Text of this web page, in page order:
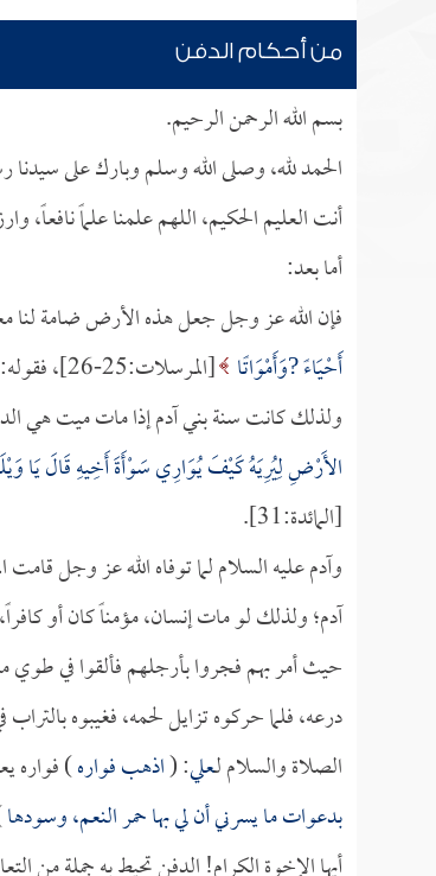
من أحكام الدفن
بسم الله الرحمن الرحيم.
الحمد لله، وصلى الله وسلم وبارك على
أنت العليم الحكيم، اللهم علمنا علماً
أما بعد:
فإن الله عز وجل جعل هذه الأرض ضامة لنا
أَحْيَاءً ?وَأَمْوَاتًا
ولذلك كانت سنة بني آدم إذا مات ميت هي
الأَرْضِ لِيُرِيَهُ كَيْفَ يُوَارِي سَوْأَةَ أَخِيهِ قَالَ يَا
[المائدة:31].
وآدم عليه السلام لما توفاه الله عز وجل
آدم؛ ولذلك لو مات إنسان، مؤمناً كان أو
حيث أمر بهم فجروا بأرجلهم فألقوا في
درعه، فلما حركوه تزايل لحمه، فغيبوه
الصلاة والسلام لـعلي: (اذهب فواره) فواره
بدعوات ما يسرني أن لي بها حمر النعم، وسودها